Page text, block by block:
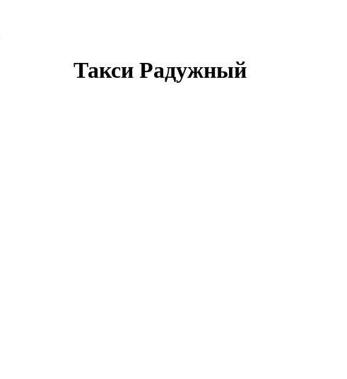
Такси Радужный